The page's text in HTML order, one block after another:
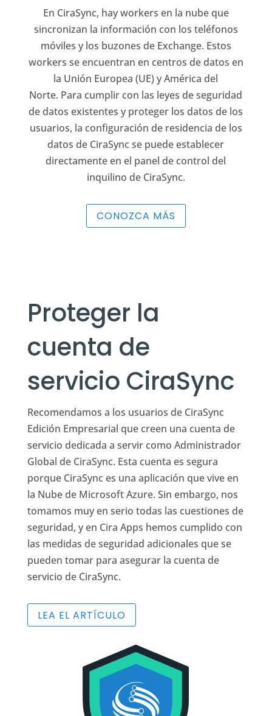
En CiraSync, hay workers en la nube que
sincronizan la información con los teléfonos
móviles y los buzones de Exchange. Estos
workers se encuentran en centros de datos en
la Unión Europea (UE) y América del
Norte. Para cumplir con las leyes de seguridad
de datos existentes y proteger los datos de los
usuarios, la configuración de residencia de los
datos de CiraSync se puede establecer
directamente en el panel de control del
inquilino de CiraSync.
CONOZCA MÁS
Proteger la
cuenta de
servicio CiraSync
Recomendamos a los usuarios de CiraSync
Edición Empresarial que creen una cuenta de
servicio dedicada a servir como Administrador
Global de CiraSync. Esta cuenta es segura
porque CiraSync es una aplicación que vive en
la Nube de Microsoft Azure. Sin embargo, nos
tomamos muy en serio todas las cuestiones de
seguridad, y en Cira Apps hemos cumplido con
las medidas de seguridad adicionales que se
pueden tomar para asegurar la cuenta de
servicio de CiraSync.
LEA EL ARTÍCULO